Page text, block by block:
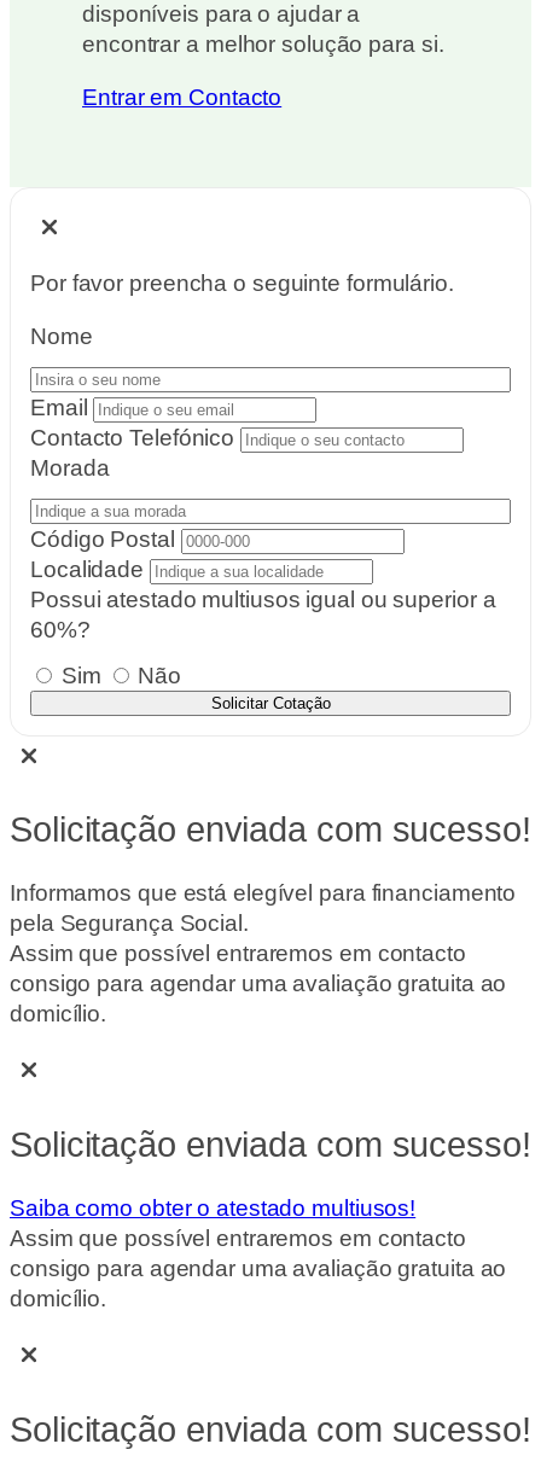
disponíveis para o ajudar a
encontrar a melhor solução para si.
Entrar em Contacto
Por favor preencha o seguinte formulário.
Nome
Email
Contacto Telefónico
Morada
Código Postal
Localidade
Possui atestado multiusos igual ou superior a
60%?
Sim
Não
Solicitar Cotação
Solicitação enviada com sucesso!
Informamos que está elegível para financiamento
pela Segurança Social.
Assim que possível entraremos em contacto
consigo para agendar uma avaliação gratuita ao
domicílio.
Solicitação enviada com sucesso!
Saiba como obter o atestado multiusos!
Assim que possível entraremos em contacto
consigo para agendar uma avaliação gratuita ao
domicílio.
Solicitação enviada com sucesso!